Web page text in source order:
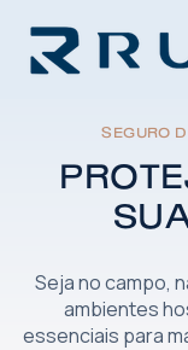
SEGURO
Seja no campo,
ambientes
essenciais para